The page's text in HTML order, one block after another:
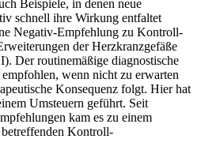
Beispiele, in denen neue
schnell ihre Wirkung entfaltet
Negativ-Empfehlung zu Kontroll-
der Herzkranzgefäße
Der routinemäßige diagnostische
wenn nicht zu erwarten
Konsequenz folgt. Hier hat
Umsteuern geführt. Seit
kam es zu einem
Kontroll-